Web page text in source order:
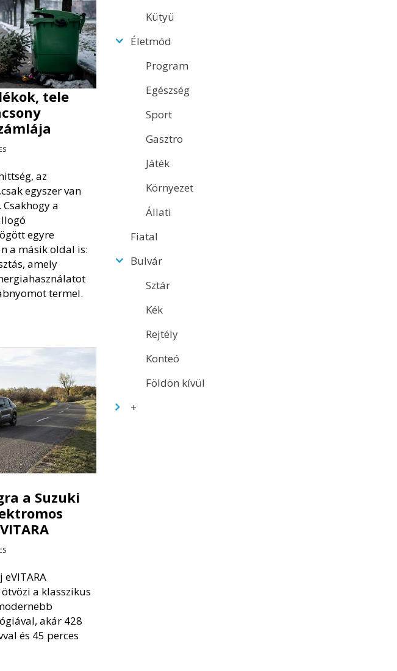
tele
az
egyszer van
Csakhogy a
egyre
a másik oldal is:
amely
termel.
a Suzuki
a klasszikus
akár 428
és 45 perces
Kütyü
Életmód
Program
Egészség
Sport
Gasztro
Játék
Környezet
Állati
Fiatal
Bulvár
Sztár
Kék
Rejtély
Konteó
Földön kívül
+